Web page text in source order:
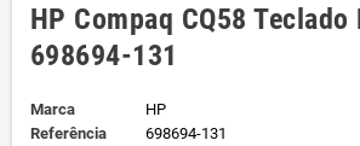
HP Compaq CQ58 Teclado
698694-131
Marca
HP
Referência
698694-131